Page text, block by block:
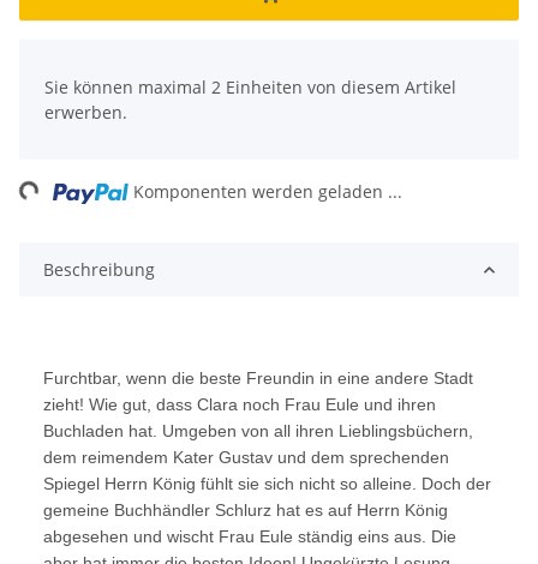
Sie können maximal 2 Einheiten von diesem Artikel
erwerben.
Komponenten werden geladen ...
Beschreibung
Furchtbar, wenn die beste Freundin in eine andere Stadt
zieht! Wie gut, dass Clara noch Frau Eule und ihren
Buchladen hat. Umgeben von all ihren Lieblingsbüchern,
dem reimendem Kater Gustav und dem sprechenden
Spiegel Herrn König fühlt sie sich nicht so alleine. Doch der
gemeine Buchhändler Schlurz hat es auf Herrn König
abgesehen und wischt Frau Eule ständig eins aus. Die